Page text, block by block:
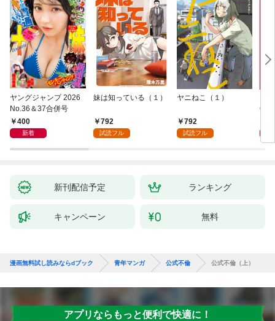
ヤングジャンプ 2026
No.36＆37合併号
400
新着
妹は知っている（１）
792
試読フル
ヤニねこ（１）
792
試読フル
6・
新刊配信予定 ランキング
キャンペーン 無料
漫画無料試し読みならdブック 青年マンガ 公式不倫 公式不倫（上）
アプリならもっと便利で快適に！